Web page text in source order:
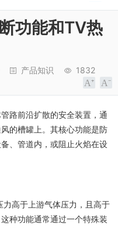
功能和TV热
产品知识 1832
路前沿扩散的安全装置，通
的槽罐上。其核心功能是防
、管道内，或阻止火焰在设
高于上游气体压力，且高于
种功能通常通过一个特殊装